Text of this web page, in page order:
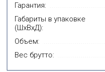
Гарантия:
Габариты в упаковке
(ШхВхД):
Объем:
Вес брутто: